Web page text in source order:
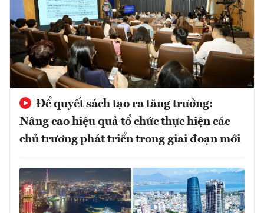
Để quyết sách tạo ra tăng trưởng:
Nâng cao hiệu quả tổ chức thực hiện các
chủ trương phát triển trong giai đoạn mới